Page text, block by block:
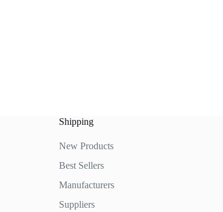
Shipping
New Products
Best Sellers
Manufacturers
Suppliers